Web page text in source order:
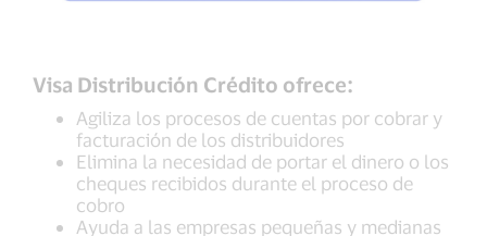
Visa Distribución Crédito ofrece:
Agiliza los procesos de cuentas por cobrar y
facturación de los distribuidores
Elimina la necesidad de portar el dinero o los
cheques recibidos durante el proceso de
cobro
Ayuda a las empresas pequeñas y medianas